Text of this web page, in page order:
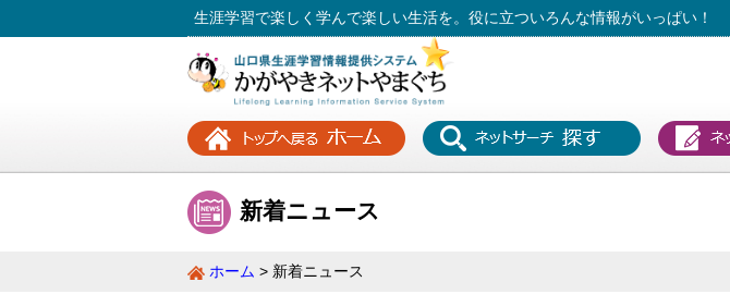
生涯学習で楽しく学んで楽しい生活を。役に立ついろんな情報がいっぱい！
新着ニュース
ホーム 新着ニュース